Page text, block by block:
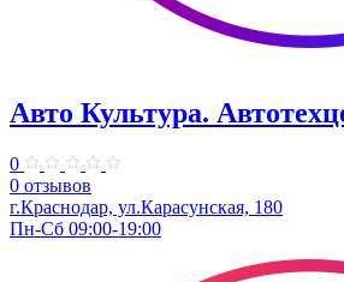
Авто Культура.
0
0 отзывов
​г.Краснодар, ул.Карасунская, 180
Пн-Сб 09:00-19:00